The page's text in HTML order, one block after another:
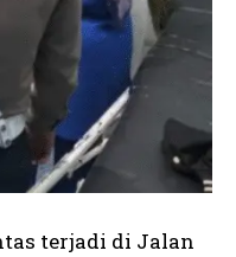
terjadi di Jalan